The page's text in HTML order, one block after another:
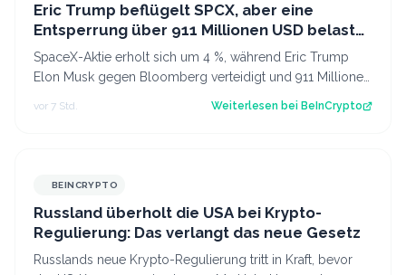
Eric Trump beflügelt SPCX, aber eine
Entsperrung über 911 Millionen USD belastet
weiterhin die SpaceX-Aktie
SpaceX-Aktie erholt sich um 4 %, während Eric Trump
Elon Musk gegen Bloomberg verteidigt und 911 Millionen
Aktien freigeschaltet werden. Der…
vor 7 Std. Weiterlesen bei BeInCrypto
BEINCRYPTO
Russland überholt die USA bei Krypto-
Regulierung: Das verlangt das neue Gesetz
Russlands neue Krypto-Regulierung tritt in Kraft, bevor